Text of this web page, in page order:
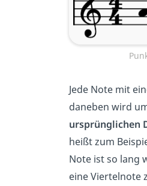
Jede Note mit
daneben wird
ursprünglichen
heißt zum
Note ist so lang
eine Viertelnote